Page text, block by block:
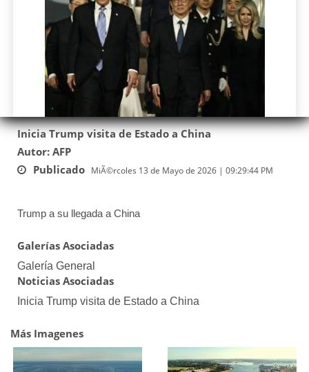
Inicia Trump visita de Estado a China
Autor: AFP
Publicado MiÃ©rcoles 13 de Mayo de 2026 | 09:29:44 PM
Trump a su llegada a China
Galerías Asociadas
Galería General
Noticias Asociadas
Inicia Trump visita de Estado a China
Más Imagenes